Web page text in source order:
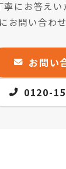
寧にお答え
お問い合わ
お問い
0120-